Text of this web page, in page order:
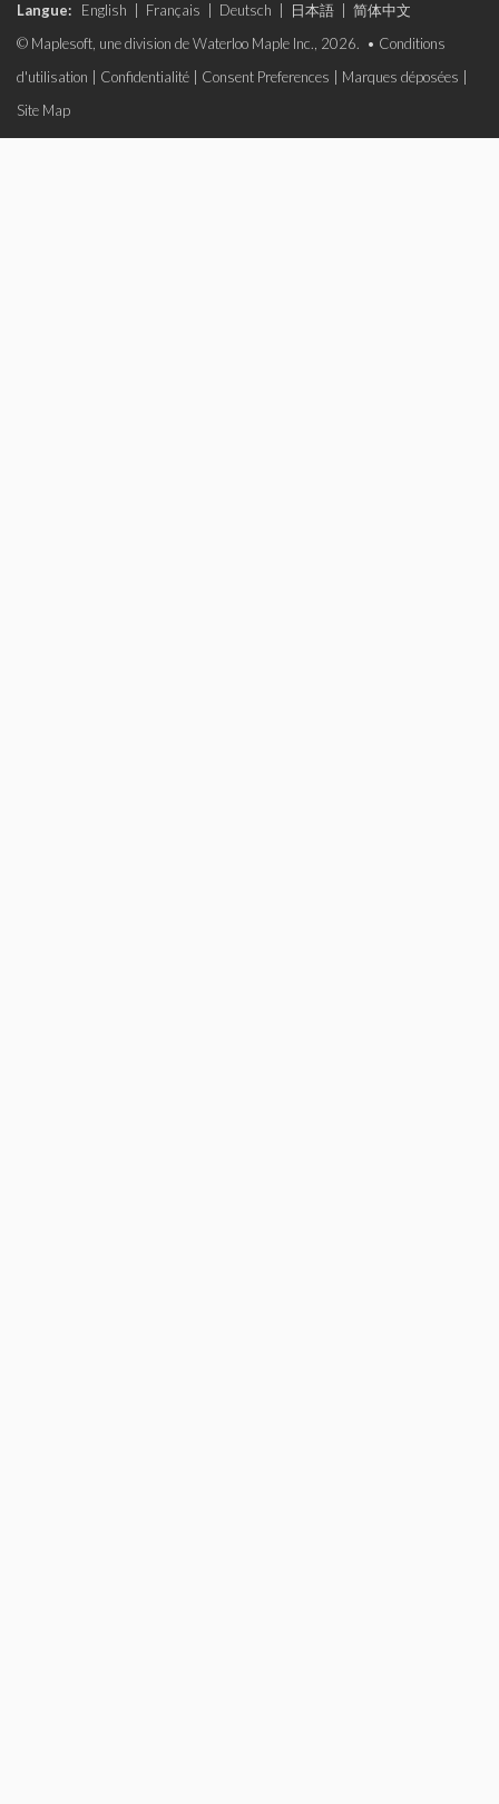
Langue: English Français Deutsch 日本語
简体中文
© Maplesoft, une division de Waterloo Maple Inc., 2026. • Conditions
d'utilisation
Confidentialité Consent Preferences Marques déposées
Site Map